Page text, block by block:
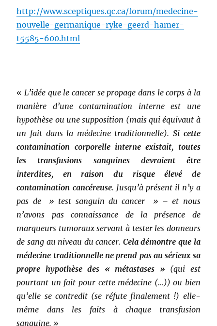
http://www.sceptiques.qc.ca/forum/medecine-
nouvelle-germanique-ryke-geerd-hamer-
t5585-600.html
«L’idée que le cancer se propage dans le corps à la
manière d’une contamination interne est une
hypothèse ou une supposition (mais qui équivaut à
un fait dans la médecine traditionnelle). Si cette
contamination corporelle interne existait, toutes
les transfusions sanguines devraient être
interdites, en raison du risque élevé de
contamination cancéreuse. Jusqu’à présent il n’y a
pas de » test sanguin du cancer » – et nous
n’avons pas connaissance de la présence de
marqueurs tumoraux servant à tester les donneurs
de sang au niveau du cancer. Cela démontre que la
médecine traditionnelle ne prend pas au sérieux sa
propre hypothèse des « métastases » (qui est
pourtant un fait pour cette médecine (…)) ou bien
qu’elle se contredit (se réfute finalement !) elle-
même dans les faits à chaque transfusion
sanguine. »